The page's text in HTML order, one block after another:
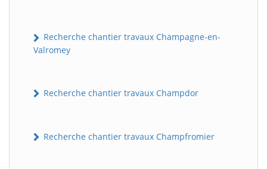
Recherche chantier travaux Champagne-en-
Valromey
Recherche chantier travaux Champdor
Recherche chantier travaux Champfromier